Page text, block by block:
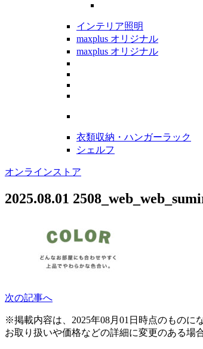
インテリア照明
maxplus オリジナル
maxplus オリジナル
衣類収納・ハンガーラック
シェルフ
オンラインストア
2025.08.01
次の記事へ
※掲載内容は、2025年08月01日時点のものに
お取り扱いや価格などの詳細に変更のある場